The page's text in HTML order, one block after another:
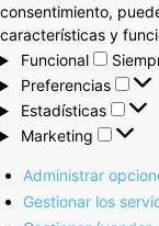
consentimiento,
características y
Funcional
Preferencias
Estadísticas
Marketing
Administrar
Gestionar los